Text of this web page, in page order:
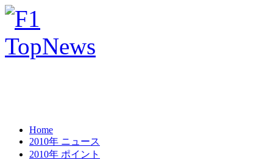
Home
2010年 ニュース
2010年 ポイント